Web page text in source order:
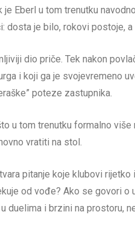
je Eberl u tom trenutku
dosta je bilo, rokovi postoje,
dio priče. Tek nakon
i koji ga je svojevremeno
poteze zastupnika.
u tom trenutku formalno
vratiti na stol.
pitanje koje klubovi
od vođe? Ako se govori
duelima i brzini na prostoru,